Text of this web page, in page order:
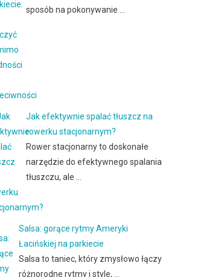
sposób na pokonywanie …
Jak efektywnie spalać tłuszcz na
rowerku stacjonarnym?
Rower stacjonarny to doskonałe
narzędzie do efektywnego spalania
tłuszczu, ale …
Salsa: gorące rytmy Ameryki
Łacińskiej na parkiecie
Salsa to taniec, który zmysłowo łączy
różnorodne rytmy i style, …